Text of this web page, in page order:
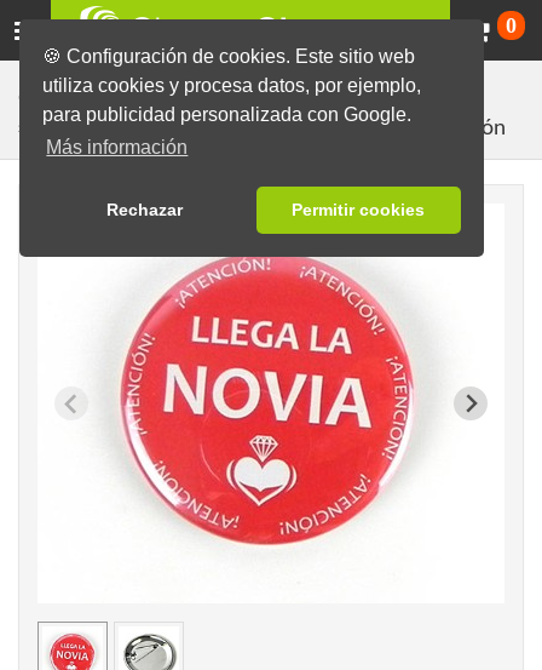
🍪 Configuración de cookies. Este sitio web
utiliza cookies y procesa datos, por ejemplo,
para publicidad personalizada con Google.
Más información
Rechazar Permitir cookies
0
Chapas listas con diseños diversos
Despedida de
soltero/soltera, Boda
Atención
< /picture>